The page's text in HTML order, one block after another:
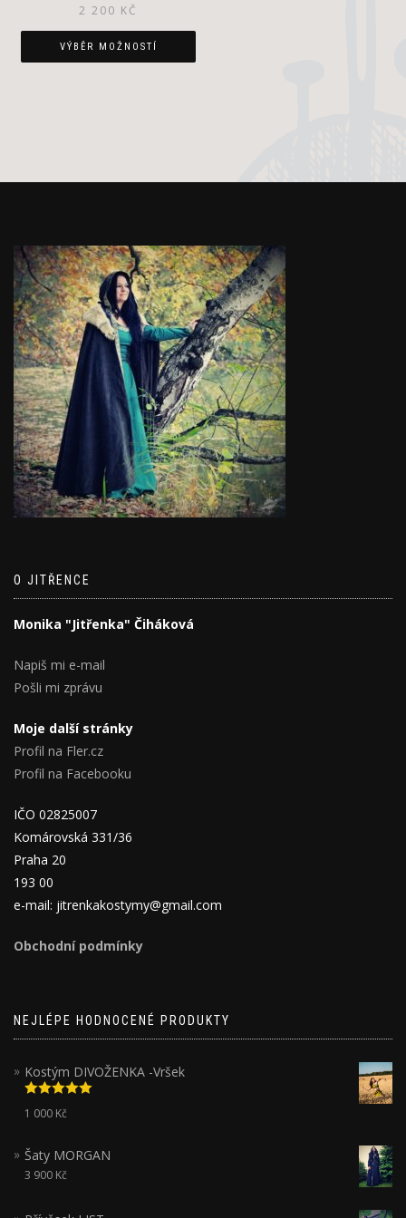
2 200 KČ
VÝBĚR MOŽNOSTÍ
O JITŘENCE
Monika "Jitřenka" Čiháková
Napiš mi e-mail
Pošli mi zprávu
Moje další stránky
Profil na Fler.cz
Profil na Facebooku
IČO 02825007
Komárovská 331/36
Praha 20
193 00
e-mail: jitrenkakostymy@gmail.com
Obchodní podmínky
NEJLÉPE HODNOCENÉ PRODUKTY
Kostým DIVOŽENKA -Vršek
Hodnocení
5.00z 5
1 000 Kč
Šaty MORGAN
3 900 Kč